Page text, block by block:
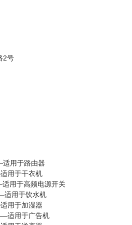
2号
用于路由器
用于干衣机
用于高频电源开关
适用于饮水机
用于加湿器
适用于广告机